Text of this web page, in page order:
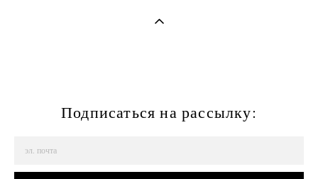
Подписаться на рассылку: